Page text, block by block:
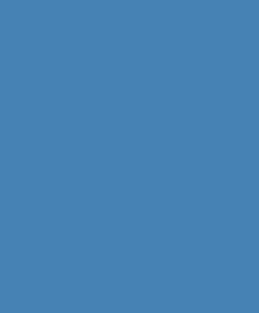
kezelni az utazásuk
személyes